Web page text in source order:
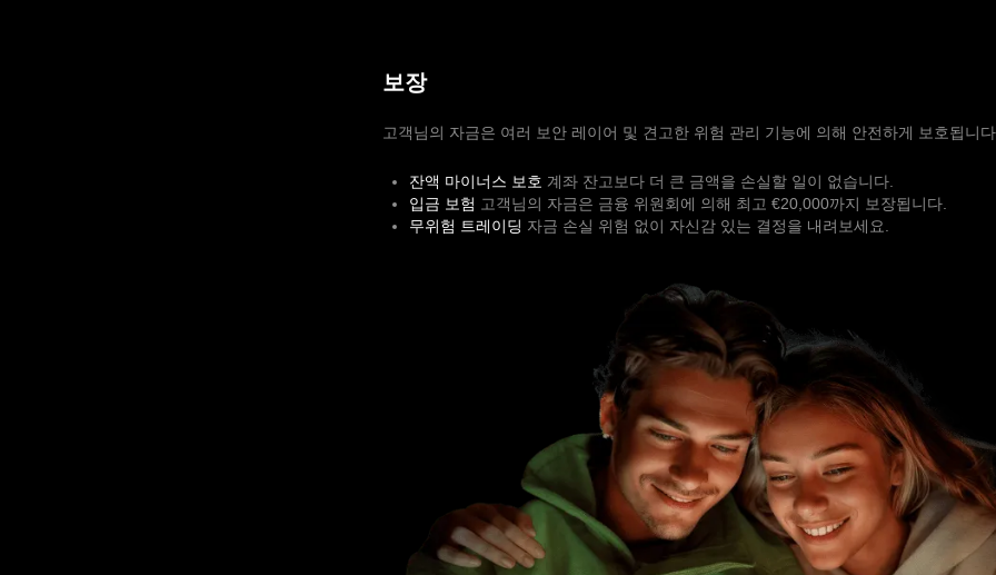
보장
고객님의 자금은 여러 보안 레이어 및 견고한 위험 관리 기능에 의해 안전하게 보호됩니
잔액 마이너스 보호 계좌 잔고보다 더 큰 금액을 손실할 일이 없습니다.
입금 보험 고객님의 자금은 금융 위원회에 의해 최고 €20,000까지 보장됩니다.
무위험 트레이딩 자금 손실 위험 없이 자신감 있는 결정을 내려보세요.